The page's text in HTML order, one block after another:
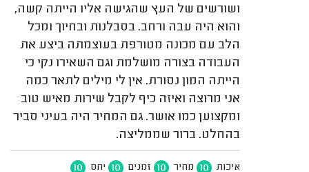
ושורשים של העץ שהגישה אליו הייתה קשה,
והוא היה עבה ורחב. בסבלנות ובחיוך ומכל
הלב עם מכונה מטורפת בעוצמתה ביצע את
העבודה בצורה מושלמת וגם השאירו נקי כי
הייתה המון נסורת. אין לי מילים לתאר כמה
אני מרוצה ואיזה כיף לקבל שירות מאיש טוב
ומקצוען כמו אושר. גם המחיר היה בעיני סביר
בהחלט. ברור שממליצה.
איכות 10 מחיר 10 זמנים 10 יחס 10